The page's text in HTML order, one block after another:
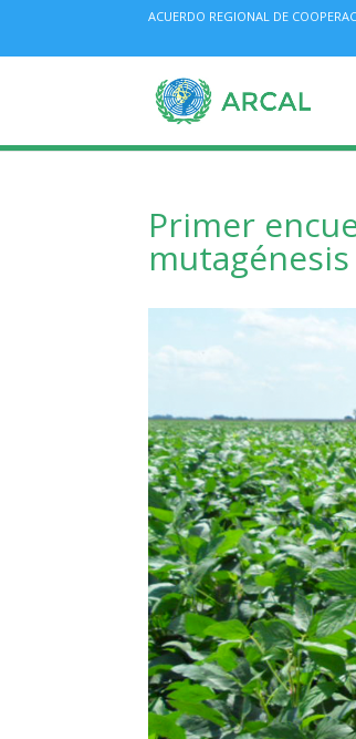
ACUERDO REGIONAL DE
Primer